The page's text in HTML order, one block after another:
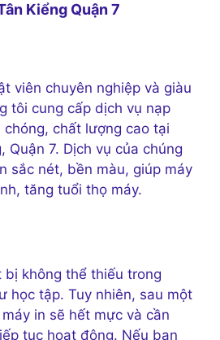
Kiểng Quận 7
viên chuyên nghiệp và giàu
tôi cung cấp dịch vụ nạp
chóng, chất lượng cao tại
Quận 7. Dịch vụ của chúng
sắc nét, bền màu, giúp máy
tăng tuổi thọ máy.
bị không thể thiếu trong
học tập. Tuy nhiên, sau một
in sẽ hết mực và cần
tục hoạt động. Nếu bạn